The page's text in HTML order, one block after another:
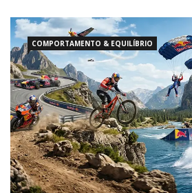
setor de
COMPORTAMENTO & EQUILÍBRIO